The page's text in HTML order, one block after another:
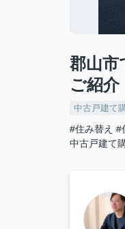
郡山市
ご紹介
中古戸建て
#住み替え #
中古戸建て